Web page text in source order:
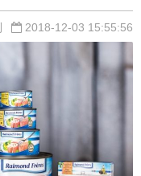
2018-12-03 15:55:56